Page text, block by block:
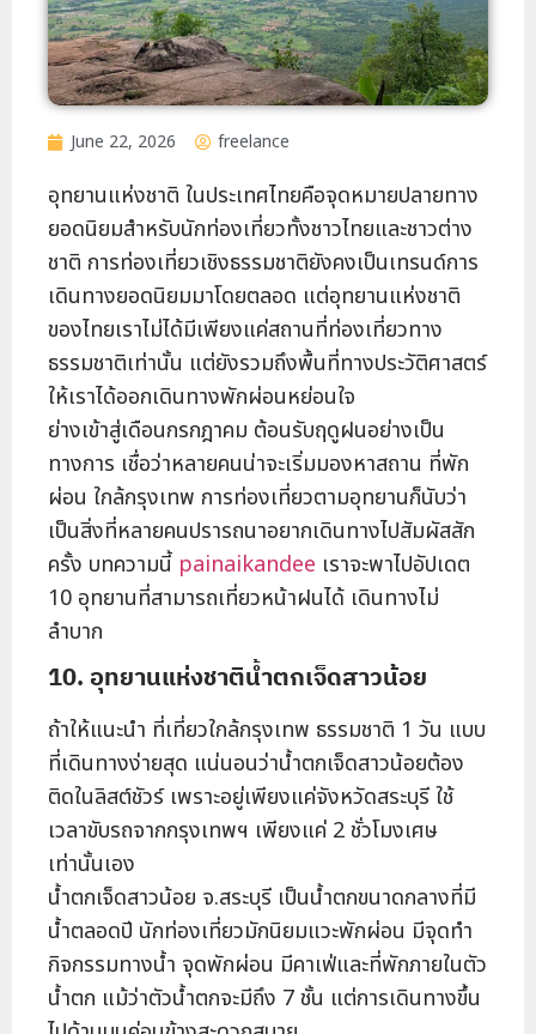
June 22, 2026 freelance
อุทยานแห่งชาติ ในประเทศไทยคือจุดหมายปลายทาง
ยอดนิยมสำหรับนักท่องเที่ยวทั้งชาวไทยและชาวต่าง
ชาติ การท่องเที่ยวเชิงธรรมชาติยังคงเป็นเทรนด์การ
เดินทางยอดนิยมมาโดยตลอด แต่อุทยานแห่งชาติ
ของไทยเราไม่ได้มีเพียงแค่สถานที่ท่องเที่ยวทาง
ธรรมชาติเท่านั้น แต่ยังรวมถึงพื้นที่ทางประวัติศาสตร์
ให้เราได้ออกเดินทางพักผ่อนหย่อนใจ
ย่างเข้าสู่เดือนกรกฎาคม ต้อนรับฤดูฝนอย่างเป็น
ทางการ เชื่อว่าหลายคนน่าจะเริ่มมองหาสถาน ที่พัก
ผ่อน ใกล้กรุงเทพ การท่องเที่ยวตามอุทยานก็นับว่า
เป็นสิ่งที่หลายคนปรารถนาอยากเดินทางไปสัมผัสสัก
ครั้ง บทความนี้ painaikandee เราจะพาไปอัปเดต
10 อุทยานที่สามารถเที่ยวหน้าฝนได้ เดินทางไม่
ลำบาก
10. อุทยานแห่งชาติน้ำตกเจ็ดสาวน้อย
ถ้าให้แนะนำ ที่เที่ยวใกล้กรุงเทพ ธรรมชาติ 1 วัน แบบ
ที่เดินทางง่ายสุด แน่นอนว่าน้ำตกเจ็ดสาวน้อยต้อง
ติดในลิสต์ชัวร์ เพราะอยู่เพียงแค่จังหวัดสระบุรี ใช้
เวลาขับรถจากกรุงเทพฯ เพียงแค่ 2 ชั่วโมงเศษ
เท่านั้นเอง
น้ำตกเจ็ดสาวน้อย จ.สระบุรี เป็นน้ำตกขนาดกลางที่มี
น้ำตลอดปี นักท่องเที่ยวมักนิยมแวะพักผ่อน มีจุดทำ
กิจกรรมทางน้ำ จุดพักผ่อน มีคาเฟ่และที่พักภายในตัว
น้ำตก แม้ว่าตัวน้ำตกจะมีถึง 7 ชั้น แต่การเดินทางขึ้น